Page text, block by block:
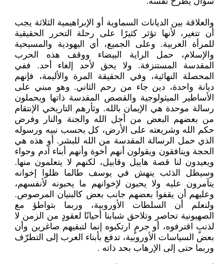
والعلاقة بين الديانات السماوية أو الإبراهيمية الثلاثة يجب
أن تتغير، لأنها تؤثر كثيرًا على رحلة التحرر الحقيقية
للمرأة العربية. وعلى الجميع، أي اليهودية والمسيحية
والإسلام، حمل الراية البيضاء ووقف هذه الحرب
المقدسة المستنزفة. ولا يحق لأحد إلغاء أحد. ففي
المحصلة النهائية، وفي الحقيقة المرة والأليمة، فإنهم
ديانة واحدة، دين جاء من رحم الثاني. وهو مبني على
الأساطير الميثولوجية والقصص المقدسة ذاتها ويحملون
رسالة موحدة هي الإيمان بالله. وثأرهم التاريخي الإنتقام
من بعضهم البعض من أجل الله والجنة والنار وفرض
حكم الله وشريعته على الأرض، كل بحسب نبيه ورسوله
الذي حمل الرسالة المقدسة من الله للبشر. أو هذه هي
الحجة وينافقون ويقولون أنهم أخوة وأنهم أبناء آدم وحواء
ويعيدون لنا قصة هاييل وقابيل، لكنهم لا يتعلمون منها.
وسيظل الذئب ينهش في يوسف طالما ظلوا إخوانه
يتآمرون عليه ولا يحبون لإخوانهم ما يحبونه لأنفسهم،
وعليهم أن يقفوا بعضهم جانب بعض كالبنيان المرصوص.
ولنعلم أن السلطات الأوروبية، وربما بتواطؤ مع
الصهيونية تحاصر وتلاحق شبابنا أحيانًا لعقودٍ من الزمن لا
لذنبٍ اقترفوه، أو جرمٍ ارتكبوه إنما لتبقيهم صاغرين وأن
بعض السياسات الأوروبية، تدفع بأبناء العرب إلى التطرّف
وربما حتى إلى الإرهاب بحد ذاته .